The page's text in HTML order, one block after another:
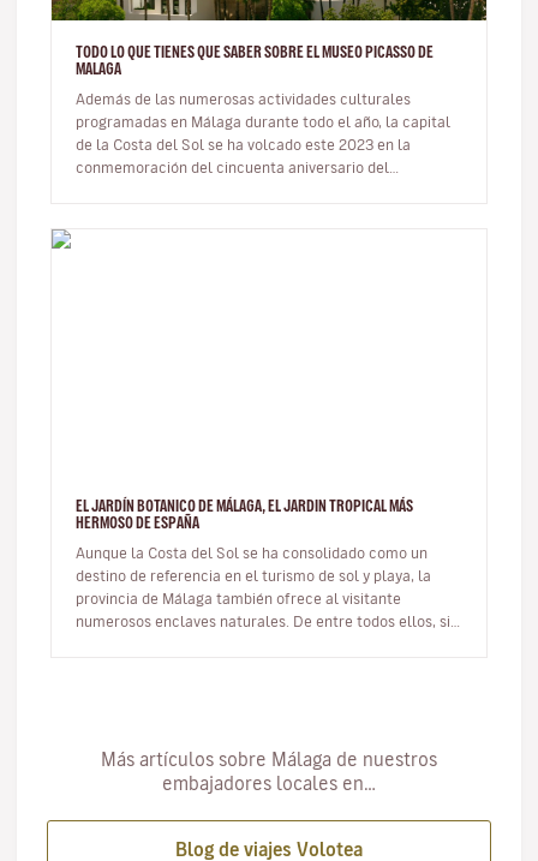
TODO LO QUE TIENES QUE SABER SOBRE EL MUSEO PICASSO DE
MALAGA
Además de las numerosas actividades culturales
programadas en Málaga durante todo el año, la capital
de la Costa del Sol se ha volcado este 2023 en la
conmemoración del cincuenta aniversario del
EL JARDÍN BOTANICO DE MÁLAGA, EL JARDIN TROPICAL MÁS
HERMOSO DE ESPAÑA
Aunque la Costa del Sol se ha consolidado como un
destino de referencia en el turismo de sol y playa, la
provincia de Málaga también ofrece al visitante
numerosos enclaves naturales. De entre todos ellos, sin
Más artículos sobre Málaga de nuestros
embajadores locales en…
Blog de viajes Volotea